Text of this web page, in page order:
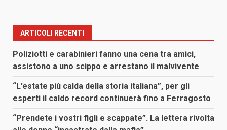
ARTICOLI RECENTI
Poliziotti e carabinieri fanno una cena tra amici,
assistono a uno scippo e arrestano il malvivente
“L’estate più calda della storia italiana”, per gli
esperti il caldo record continuerà fino a Ferragosto
“Prendete i vostri figli e scappate”. La lettera rivolta